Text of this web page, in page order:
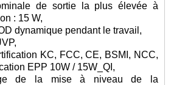
de sortie la plus élevée à
: 15 W,
dynamique pendant le travail,
KC, FCC, CE, BSMI, NCC,
EPP 10W / 15W_QI,
de la mise à niveau de la